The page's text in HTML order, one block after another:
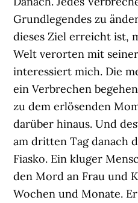
Grundlegendes zu
dieses Ziel erreicht ist,
Welt verorten mit
interessiert mich. Die
ein Verbrechen
zu dem erlösenden
darüber hinaus. Und
am dritten Tag danach
Fiasko. Ein kluger
den Mord an Frau und
Wochen und Monate.